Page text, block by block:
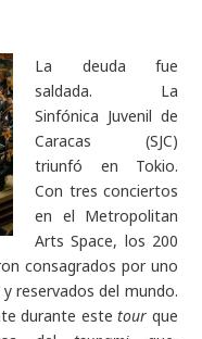
La deuda fue
saldada. La
Sinfónica Juvenil de
Caracas (SJC)
triunfó en Tokio.
Con tres conciertos
en el Metropolitan
Arts Space, los 200
consagrados por uno
reservados del mundo.
durante estetour que